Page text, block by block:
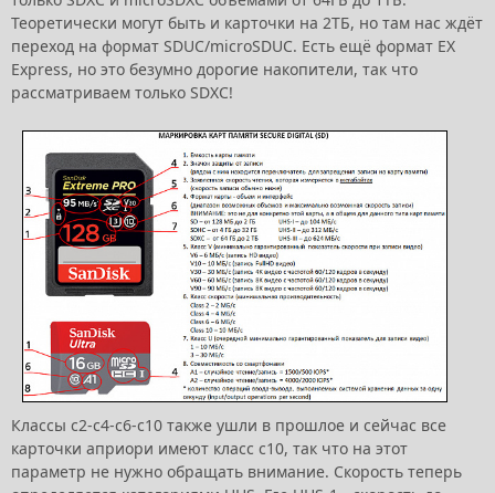
Теоретически могут быть и карточки на 2ТБ, но там нас ждёт
переход на формат SDUC/microSDUC. Есть ещё формат EX
Express, но это безумно дорогие накопители, так что
рассматриваем только SDXC!
Классы c2-c4-c6-c10 также ушли в прошлое и сейчас все
карточки априори имеют класс c10, так что на этот
параметр не нужно обращать внимание. Скорость теперь